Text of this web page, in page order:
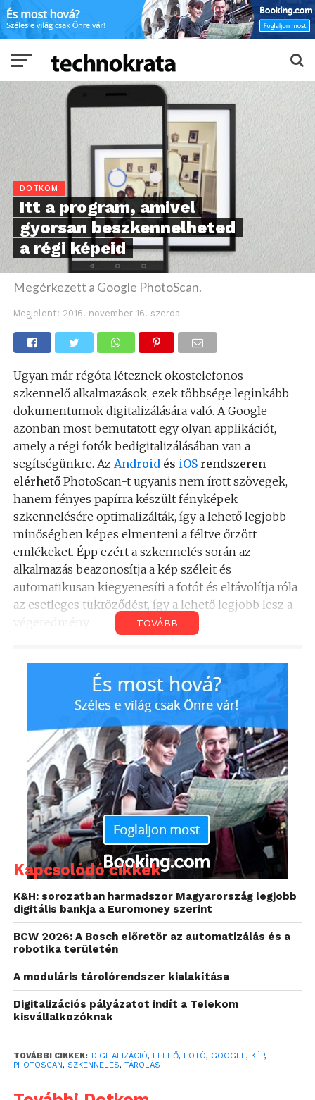
DOTKOM
Itt a program, amivel
gyorsan beszkennelheted
a régi képeid
Megérkezett a Google PhotoScan.
Megjelent: 2016. november 16. szerda
Ugyan már régóta léteznek okostelefonos
szkennelő alkalmazások, ezek többsége leginkább
dokumentumok digitalizálására való. A Google
azonban most bemutatott egy olyan applikációt,
amely a régi fotók bedigitalizálásában van a
segítségünkre. Az Androidés iOSrendszeren
elérhetőPhotoScan-t ugyanis nem írott szövegek,
hanem fényes papírra készült fényképek
szkennelésére optimalizálták, így a lehető legjobb
minőségben képes elmenteni a féltve őrzött
emlékeket. Épp ezért aszkennelés során az
alkalmazás beazonosítja a kép széleit és
automatikusan kiegyenesíti a fotót és eltávolítja róla
az esetleges tükröződést, így a lehető legjobb lesz a
A Google reményei szerint a képek végül a Fotók
TOVÁBB
Kapcsolódó cikkek
K&H: sorozatban harmadszor Magyarország legjobb
digitális bankja a Euromoney szerint
BCW 2026: A Bosch előretör az automatizálás és a
robotika területén
A moduláris tárolórendszer kialakítása
Digitalizációs pályázatot indít a Telekom
kisvállalkozóknak
TOVÁBBI CIKKEK: DIGITALIZÁCIÓ, FELHŐ, FOTÓ, GOOGLE, KÉP,
PHOTOSCAN, SZKENNELÉS, TÁROLÁS